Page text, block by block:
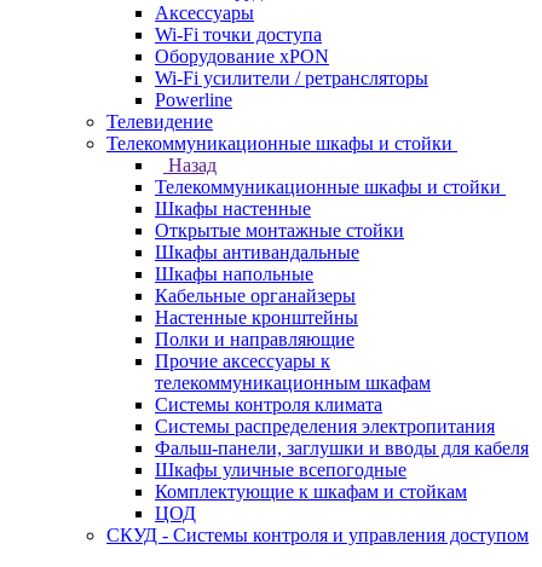
Аксессуары
Wi-Fi точки доступа
Оборудование хPON
Wi-Fi усилители / ретрансляторы
Powerline
Телевидение
Телекоммуникационные шкафы и стойки
Назад
Телекоммуникационные шкафы и стойки
Шкафы настенные
Открытые монтажные стойки
Шкафы антивандальные
Шкафы напольные
Кабельные органайзеры
Настенные кронштейны
Полки и направляющие
Прочие аксессуары к
телекоммуникационным шкафам
Системы контроля климата
Системы распределения электропитания
Фальш-панели, заглушки и вводы для кабеля
Шкафы уличные всепогодные
Комплектующие к шкафам и стойкам
ЦОД
СКУД - Системы контроля и управления доступом